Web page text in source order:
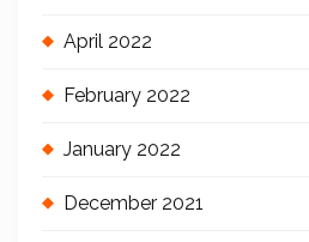
April 2022
February 2022
January 2022
December 2021